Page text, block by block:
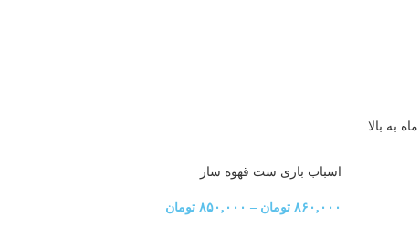
اسباب بازی ست قهوه ساز
۸۶۰,۰۰۰ تومان – ۸۵۰,۰۰۰ تومان